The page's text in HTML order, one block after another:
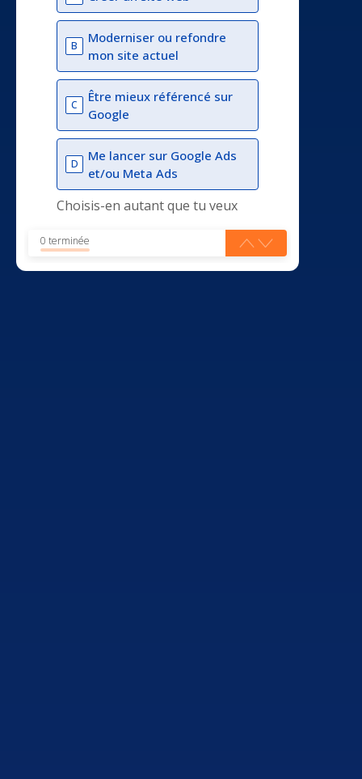
B
Moderniser ou refondre
mon site actuel
C
Être mieux référencé sur
Google
D
Me lancer sur Google Ads
et/ou Meta Ads
Choisis-en autant que tu veux
0 terminée